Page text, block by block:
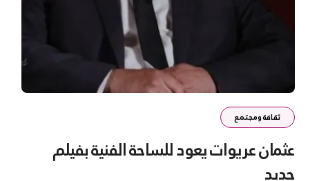
ثقافة ومجتمع
عثمان عريوات يعود للساحة الفنية بفيلم
جديد